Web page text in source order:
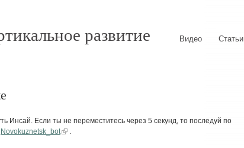
развитие Видео Статьи
Инсай. Если ты не переместитесь через 5 секунд, то последуй по